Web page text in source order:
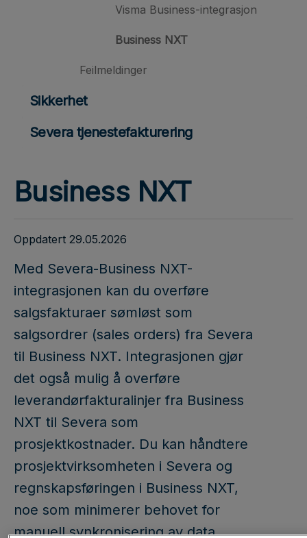
Visma Business-integrasjon
Business NXT
Feilmeldinger
Sikkerhet
Severa tjenestefakturering
Business NXT
Oppdatert 29.05.2026
Med Severa-Business NXT-
integrasjonen kan du overføre
salgsfakturaer sømløst som
salgsordrer (sales orders) fra Severa
til Business NXT. Integrasjonen gjør
det også mulig å overføre
leverandørfakturalinjer fra Business
NXT til Severa som
prosjektkostnader. Du kan håndtere
prosjektvirksomheten i Severa og
regnskapsføringen i Business NXT,
noe som minimerer behovet for
manuell synkronisering av data.